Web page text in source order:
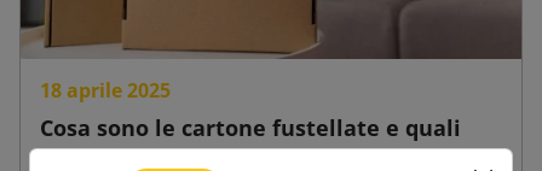
18 aprile 2025
Cosa sono le cartone fustellate e quali